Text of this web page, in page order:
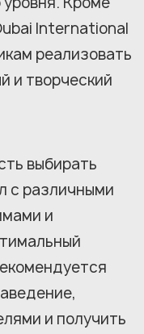
International
реализовать
и творческий
выбирать
с различными
и
и получить